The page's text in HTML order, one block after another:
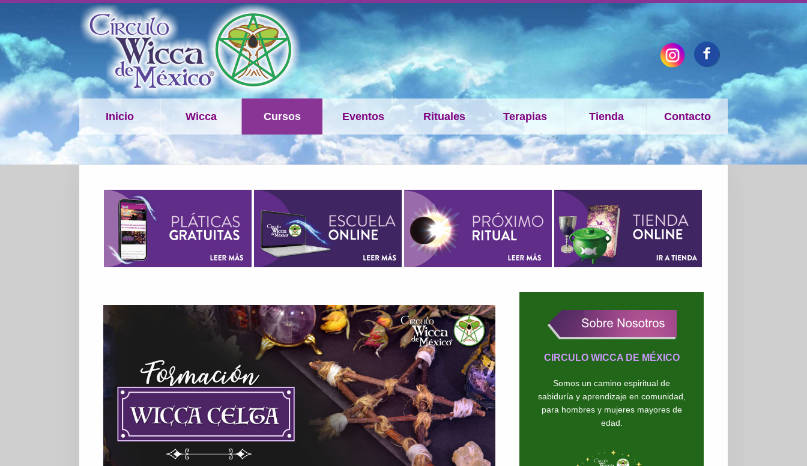
Inicio Wicca Cursos Eventos Rituales Terapias Tienda Contacto
CIRCULO WICCA DE MÉXICO
Somos un camino espiritual de
sabiduría y aprendizaje en comunidad,
para hombres y mujeres mayores de
edad.